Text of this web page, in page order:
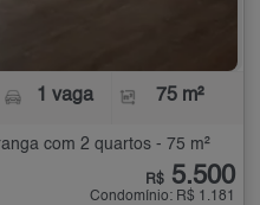
1 vaga 75 m²
com 2 quartos - 75 m²
R$ 5.500
Condomínio: R$ 1.181